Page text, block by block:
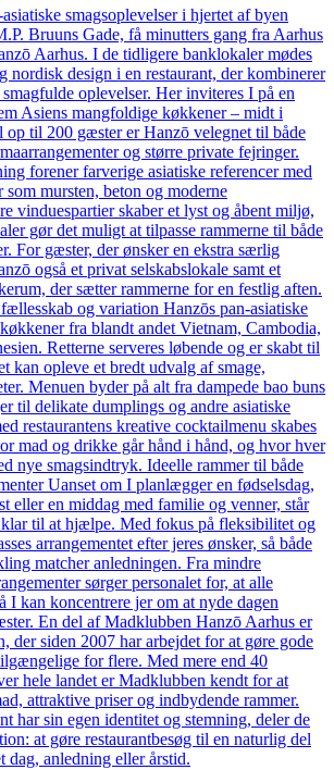
smagsoplevelser i hjertet af byen
Bruuns Gade, få minutters gang fra Aarhus
Aarhus. I de tidligere banklokaler mødes
nordisk design i en restaurant, der kombinerer
oplevelser. Her inviteres I på en
Asiens mangfoldige køkkener – midt i
op til 200 gæster er Hanzō velegnet til både
og større private fejringer.
forener farverige asiatiske referencer med
som mursten, beton og moderne
vinduespartier skaber et lyst og åbent miljø,
gør det muligt at tilpasse rammerne til både
For gæster, der ønsker en ekstra særlig
også et privat selskabslokale samt et
der sætter rammerne for en festlig aften.
og variation Hanzōs pan-asiatiske
fra blandt andet Vietnam, Cambodia,
Retterne serveres løbende og er skabt til
kan opleve et bredt udvalg af smage,
Menuen byder på alt fra dampede bao buns
til delikate dumplings og andre asiatiske
restaurantens kreative cocktailmenu skabes
mad og drikke går hånd i hånd, og hvor hver
nye smagsindtryk. Ideelle rammer til både
Uanset om I planlægger en fødselsdag,
eller en middag med familie og venner, står
klar til at hjælpe. Med fokus på fleksibilitet og
arrangementet efter jeres ønsker, så både
matcher anledningen. Fra mindre
sørger personalet for, at alle
I kan koncentrere jer om at nyde dagen
En del af Madklubben Hanzō Aarhus er
der siden 2007 har arbejdet for at gøre gode
for flere. Med mere end 40
hele landet er Madklubben kendt for at
attraktive priser og indbydende rammer.
har sin egen identitet og stemning, deler de
at gøre restaurantbesøg til en naturlig del
dag, anledning eller årstid.